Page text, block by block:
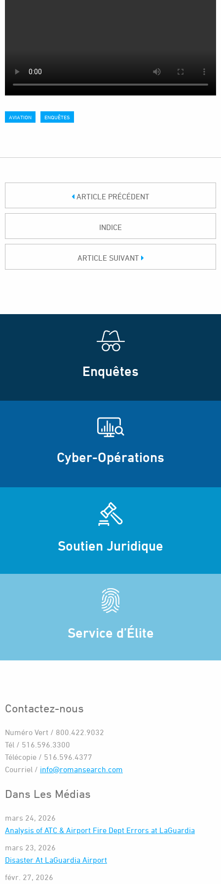
AVIATION ENQUÊTES
ARTICLE PRÉCÉDENT
INDICE
ARTICLE SUIVANT
Enquêtes
Cyber-Opérations
Soutien Juridique
Service d’Élite
Contactez-nous
Numéro Vert / 800.422.9032
Tél / 516.596.3300
Télécopie / 516.596.4377
Courriel / info@romansearch.com
Dans Les Médias
mars 24, 2026
Analysis of ATC & Airport Fire Dept Errors at LaGuardia
mars 23, 2026
Disaster At LaGuardia Airport
févr. 27, 2026